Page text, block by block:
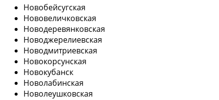
Новобейсугская
Нововеличковская
Новодеревянковская
Новоджерелиевская
Новодмитриевская
Новокорсунская
Новокубанск
Новолабинская
Новолеушковская